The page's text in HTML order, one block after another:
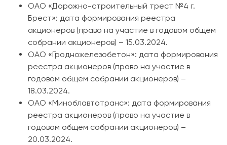
ОАО «Дорожно-строительный трест №4 г.
Брест»: дата формирования реестра
акционеров (право на участие в годовом общем
собрании акционеров) – 15.03.2024.
ОАО «Гродножелезобетон»: дата формирования
реестра акционеров (право на участие в
годовом общем собрании акционеров) –
18.03.2024.
ОАО «Миноблавтотранс»: дата формирования
реестра акционеров (право на участие в
годовом общем собрании акционеров) –
20.03.2024.